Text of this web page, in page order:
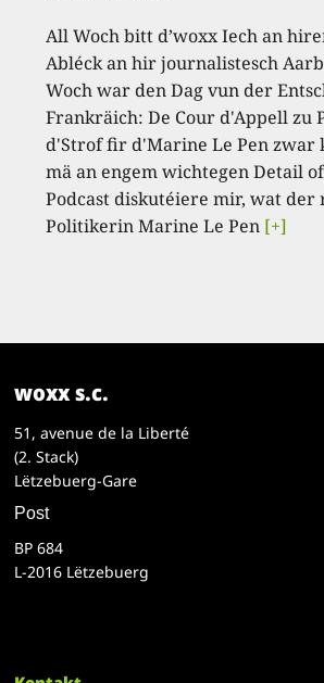
All Woch bitt d’woxx Iech an
Abléck an hir journalistesch
Woch war den Dag vun der
Frankräich: De Cour d'Appell zu
d'Strof fir d'Marine Le Pen
mä an engem wichtegen Detail
Podcast diskutéiere mir, wat
Politikerin Marine Le Pen [+]
woxx s.c.
51, avenue de la Liberté
(2. Stack)
Lëtzebuerg-Gare
Post
BP 684
L-2016 Lëtzebuerg